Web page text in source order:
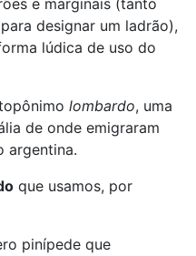
e marginais (tanto
designar um ladrão),
lúdica de uso do
lombardo, uma
de onde emigraram
argentina.
que usamos, por
pinípede que